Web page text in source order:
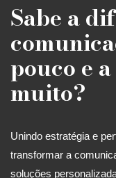
Sabe a
pouco e
muito?
Unindo estratégia e
transformar a
soluções